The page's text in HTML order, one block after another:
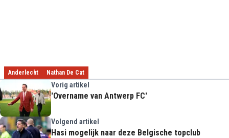
Anderlecht Nathan De Cat
Vorig artikel
'Overname van Antwerp FC'
Volgend artikel
Hasi mogelijk naar deze Belgische topclub